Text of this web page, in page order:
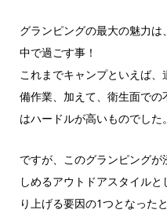
グランピングの最大の魅力
中で過ごす事！
これまでキャンプといえば
備作業、加えて、衛生面で
はハードルが高いものでした。
ですが、このグランピング
しめるアウトドアスタイル
り上げる要因の1つとなった